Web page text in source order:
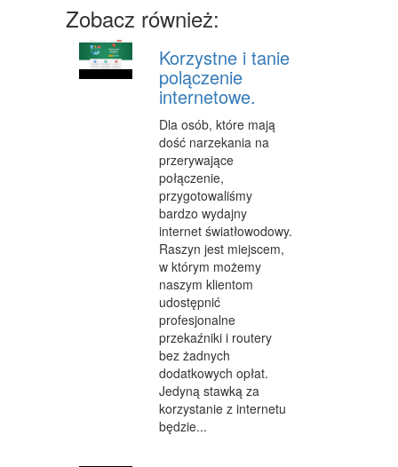
TRANSPORT
TRANSPORT
CZĘŚCI SAMOCHODOWE
WYNAJEM
USŁUGI MOTORYZACYJNE
SALONY, KOMISY
PUBLIC RELATIONS
AGENCJE REKLAMOWE
MATERIAŁY REKLAMOWE
INNE AGENCJE
GIMNASTYKA
IMPREZY INTEGRACYJNE
HOBBY
Zobacz również:
Korzystne i tanie
polączenie
internetowe.
Dla osób, które mają
dość narzekania na
przerywające
połączenie,
przygotowaliśmy
bardzo wydajny
internet światłowodowy.
Raszyn jest miejscem,
w którym możemy
naszym klientom
udostępnić
profesjonalne
przekaźniki i routery
bez żadnych
dodatkowych opłat.
Jedyną stawką za
korzystanie z internetu
będzie...